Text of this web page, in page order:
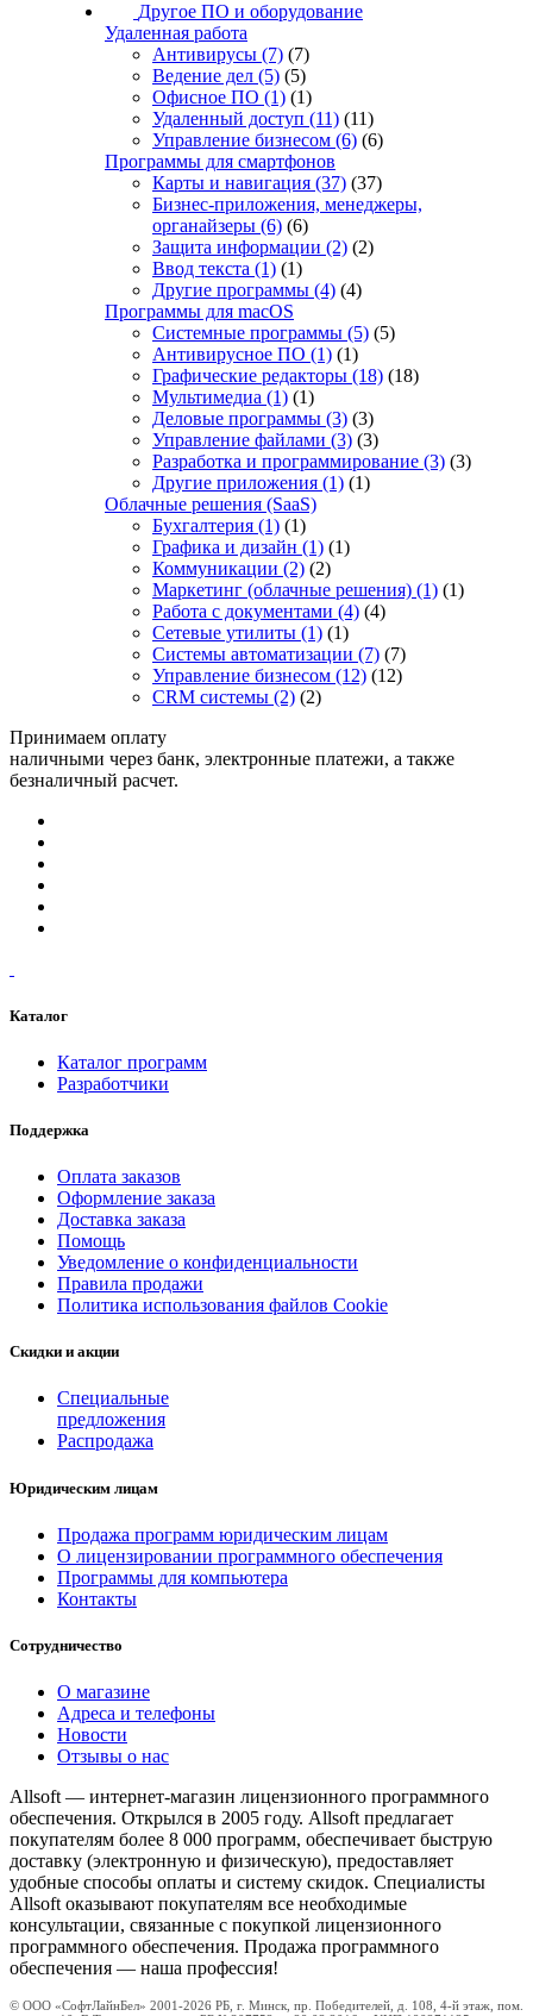
Другое ПО и оборудование
Удаленная работа
Антивирусы (7) (7)
Ведение дел (5) (5)
Офисное ПО (1) (1)
Удаленный доступ (11) (11)
Управление бизнесом (6) (6)
Программы для смартфонов
Карты и навигация (37) (37)
Бизнес-приложения, менеджеры,
органайзеры (6) (6)
Защита информации (2) (2)
Ввод текста (1) (1)
Другие программы (4) (4)
Программы для macOS
Системные программы (5) (5)
Антивирусное ПО (1) (1)
Графические редакторы (18) (18)
Мультимедиа (1) (1)
Деловые программы (3) (3)
Управление файлами (3) (3)
Разработка и программирование (3) (3)
Другие приложения (1) (1)
Облачные решения (SaaS)
Бухгалтерия (1) (1)
Графика и дизайн (1) (1)
Коммуникации (2) (2)
Маркетинг (облачные решения) (1) (1)
Работа с документами (4) (4)
Сетевые утилиты (1) (1)
Системы автоматизации (7) (7)
Управление бизнесом (12) (12)
CRM системы (2) (2)
Принимаем оплату
наличными через банк, электронные платежи, а также
безналичный расчет.
Каталог
Каталог программ
Разработчики
Поддержка
Оплата заказов
Оформление заказа
Доставка заказа
Помощь
Уведомление о конфиденциальности
Правила продажи
Политика использования файлов Cookie
Скидки и акции
Специальные
предложения
Распродажа
Юридическим лицам
Продажа программ юридическим лицам
О лицензировании программного обеспечения
Программы для компьютера
Контакты
Сотрудничество
О магазине
Адреса и телефоны
Новости
Отзывы о нас
Allsoft — интернет-магазин лицензионного программного
обеспечения. Открылся в 2005 году. Allsoft предлагает
покупателям более 8 000 программ, обеспечивает быструю
доставку (электронную и физическую), предоставляет
удобные способы оплаты и систему скидок. Специалисты
Allsoft оказывают покупателям все необходимые
консультации, связанные с покупкой лицензионного
программного обеспечения. Продажа программного
обеспечения — наша профессия!
© ООО «СофтЛайнБел» 2001-2026 РБ, г. Минск, пр. Победителей, д. 108, 4-й этаж, пом.